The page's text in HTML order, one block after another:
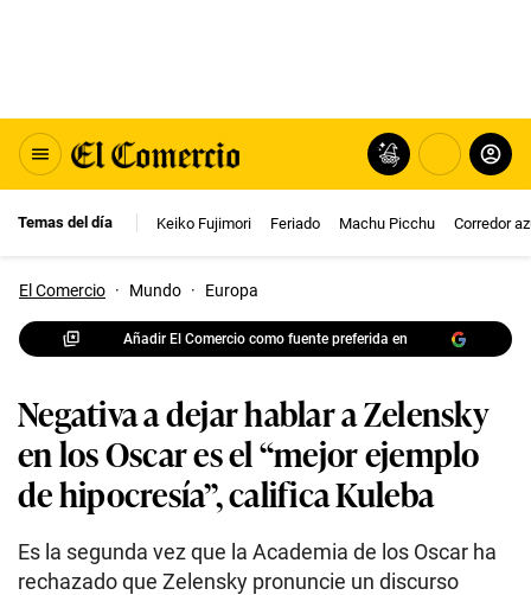
Temas del día Keiko Fujimori Feriado Machu Picchu Corredor
El Comercio · Mundo · Europa
Añadir El Comercio como fuente preferida en
Negativa a dejar hablar a Zelensky
en los Oscar es el “mejor ejemplo
de hipocresía”, califica Kuleba
Es la segunda vez que la Academia de los Oscar ha
rechazado que Zelensky pronuncie un discurso